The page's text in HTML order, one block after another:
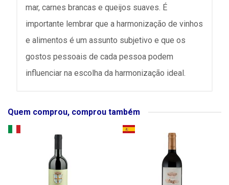
mar, carnes brancas e queijos suaves. É
importante lembrar que a harmonização de vinhos
e alimentos é um assunto subjetivo e que os
gostos pessoais de cada pessoa podem
influenciar na escolha da harmonização ideal.
Quem comprou, comprou também